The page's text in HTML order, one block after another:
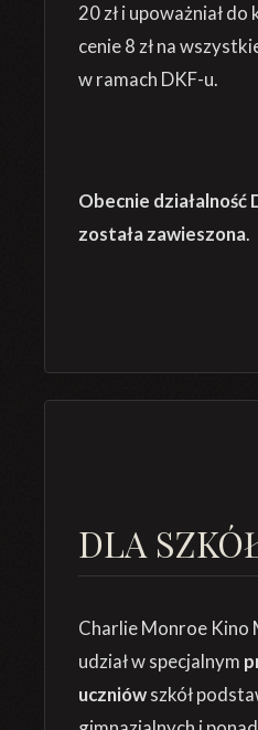
20 zł i upoważniał
cenie 8 zł na
w ramach DKF-u.
Obecnie działalność
została zawieszona.
DLA
Charlie Monroe Kino
udział w specjalnym
uczniówszkół